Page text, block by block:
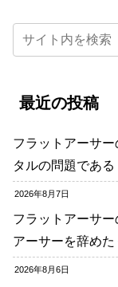
最近の投稿
フラットアーサ
タルの問題である
2026年8月7日
フラットアーサ
アーサーを辞め
2026年8月6日